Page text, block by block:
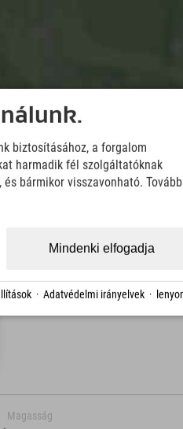
oder Aktualität
zusätzlichen Karte.
GPX Download
Magasság
biztosításához, a forgalom
harmadik fél szolgáltatóknak
bármikor visszavonható.
Mindenki elfogadja
· Adatvédelmi irányelvek ·